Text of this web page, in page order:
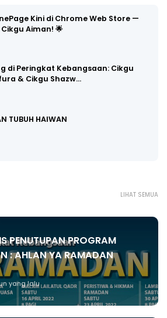
Kini di Chrome Web Store —
Aiman! 🌟
di Peringkat Kebangsaan: Cikgu
& Cikgu Shazw…
TUBUH HAIWAN
LIHAT SEMUA
PENUTUPAN PROGRAM
: AHLAN YA RAMADAN
yang lalu